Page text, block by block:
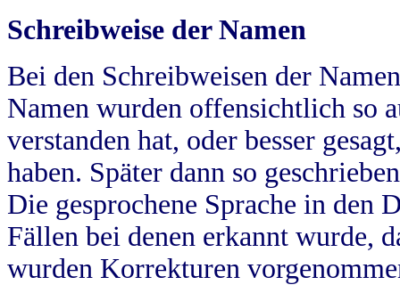
Schreibweise der Namen
Bei den Schreibweisen der
Namen wurden offensichtlich so
verstanden hat, oder besser
haben. Später dann so
Die gesprochene Sprache in
Fällen bei denen erkannt wurde,
wurden Korrekturen